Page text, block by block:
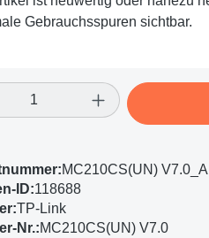
Gebrauchsspuren sichtbar.
Anzahl: Gib den
MC210CS(UN) V7.0_A
ID:118688
TP-Link
Nr.:MC210CS(UN) V7.0